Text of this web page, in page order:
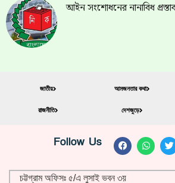
আইন সংশোধনের নানাবিধ
জাতীয়
রাজনীতি
আমজনতার কথা
দেশজুড়ে
Follow Us
চট্টগ্রাম অফিসঃ ৫/এ লুসাই ভবন ৩য়